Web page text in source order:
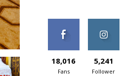
18,016
Fans
5,241
Follower